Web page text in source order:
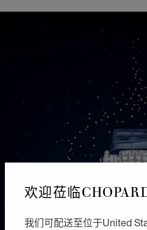
欢迎莅临
我们可配送至位于United